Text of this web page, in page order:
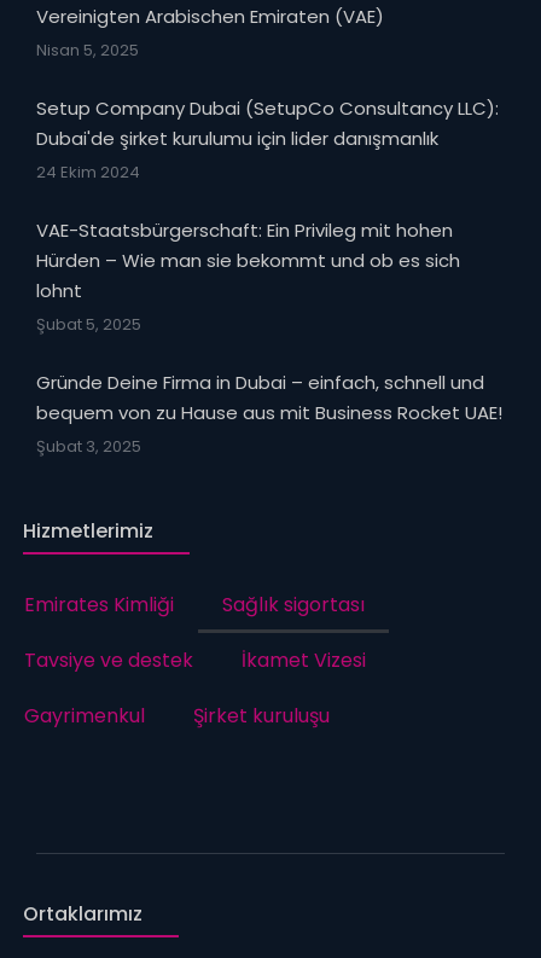
Vereinigten Arabischen Emiraten (VAE)
Nisan 5, 2025
Setup Company Dubai (SetupCo Consultancy LLC):
Dubai'de şirket kurulumu için lider danışmanlık
24 Ekim 2024
VAE-Staatsbürgerschaft: Ein Privileg mit hohen
Hürden – Wie man sie bekommt und ob es sich
lohnt
Şubat 5, 2025
Gründe Deine Firma in Dubai – einfach, schnell und
bequem von zu Hause aus mit Business Rocket UAE!
Şubat 3, 2025
Hizmetlerimiz
Emirates Kimliği
Sağlık sigortası
Tavsiye ve destek
İkamet Vizesi
Gayrimenkul
Şirket kuruluşu
Ortaklarımız